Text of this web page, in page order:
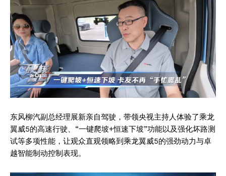
东风柳汽副总经理展新亲自驾驶，带领央视主持人体验了乘龙
翼威5的高速行驶、“一键爬坡+恒速下坡”功能以及强化坏路测
试等多项性能，让观众直观领略到乘龙翼威5的强劲动力与卓
越智能制动控制表现。